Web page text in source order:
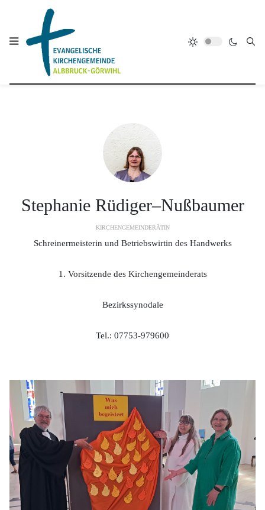
Stephanie Rüdiger–Nußbaumer
KIRCHENGEMEINDERÄTIN
Schreinermeisterin und Betriebswirtin des Handwerks
1. Vorsitzende des Kirchengemeinderats
Bezirkssynodale
Tel.: 07753-979600